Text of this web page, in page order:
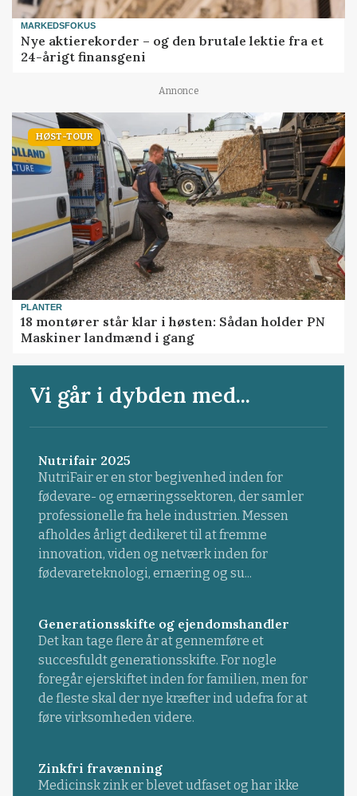
MARKEDSFOKUS
Nye aktierekorder – og den brutale lektie fra et
24-årigt finansgeni
Annonce
HØST-TOUR
PLANTER
18 montører står klar i høsten: Sådan holder PN
Maskiner landmænd i gang
Vi går i dybden med...
Nutrifair 2025
NutriFair er en stor begivenhed inden for
fødevare- og ernæringssektoren, der samler
professionelle fra hele industrien. Messen
afholdes årligt dedikeret til at fremme
innovation, viden og netværk inden for
fødevareteknologi, ernæring og su...
Generationsskifte og ejendomshandler
Det kan tage flere år at gennemføre et
succesfuldt generationsskifte. For nogle
foregår ejerskiftet inden for familien, men for
de fleste skal der nye kræfter ind udefra for at
føre virksomheden videre.
Zinkfri fravænning
Medicinsk zink er blevet udfaset og har ikke